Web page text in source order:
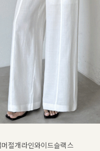
절개라인와이드슬랙스